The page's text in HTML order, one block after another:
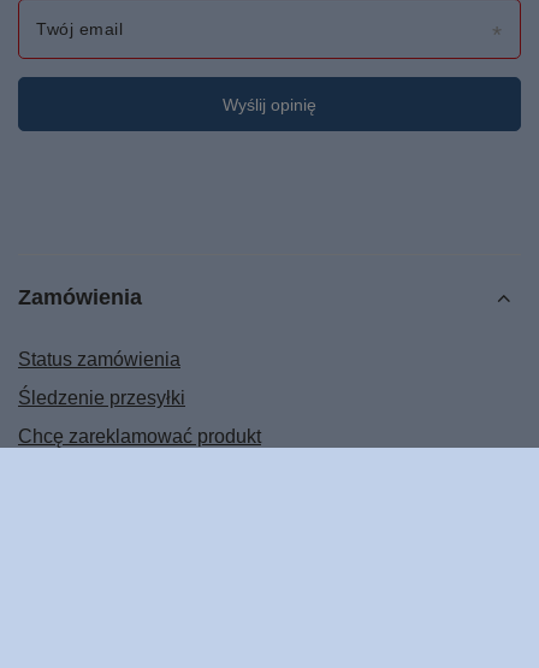
Twój email
Wyślij opinię
Zamówienia
Status zamówienia
Śledzenie przesyłki
Chcę zareklamować produkt